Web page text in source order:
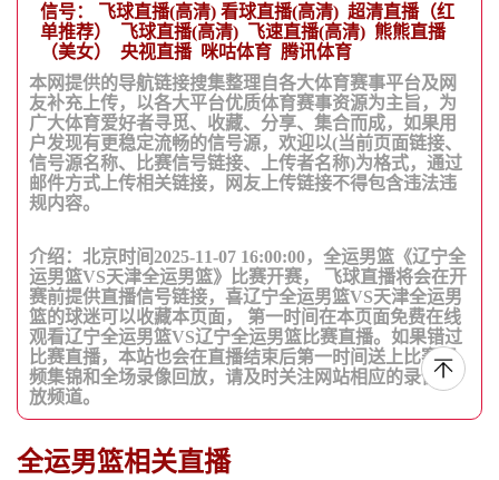
信号： 飞球直播(高清) 看球直播(高清) 超清直播（红
单推荐）
飞球直播(高清) 飞速直播(高清) 熊熊直播
（美女）
央视直播 咪咕体育 腾讯体育
本网提供的导航链接搜集整理自各大体育赛事平台及网
友补充上传，以各大平台优质体育赛事资源为主旨，为
广大体育爱好者寻觅、收藏、分享、集合而成，如果用
户发现有更稳定流畅的信号源，欢迎以(当前页面链接、
信号源名称、比赛信号链接、上传者名称)为格式，通过
邮件方式上传相关链接，网友上传链接不得包含违法违
规内容。
介绍：北京时间2025-11-07 16:00:00，全运男篮《辽宁全
运男篮VS天津全运男篮》比赛开赛， 飞球直播将会在开
赛前提供直播信号链接，喜辽宁全运男篮VS天津全运男
篮的球迷可以收藏本页面， 第一时间在本页面免费在线
观看辽宁全运男篮VS辽宁全运男篮比赛直播。如果错过
比赛直播，本站也会在直播结束后第一时间送上比赛视
频集锦和全场录像回放，请及时关注网站相应的录像回
放频道。
全运男篮相关直播